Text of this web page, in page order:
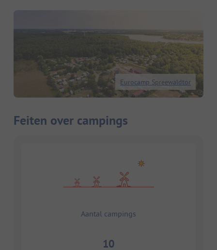
Eurocamp Spreewaldtor
Feiten over campings
Aantal campings
10